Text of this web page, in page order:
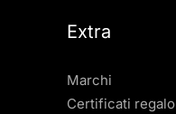
Extra
Marchi
Certificati regalo